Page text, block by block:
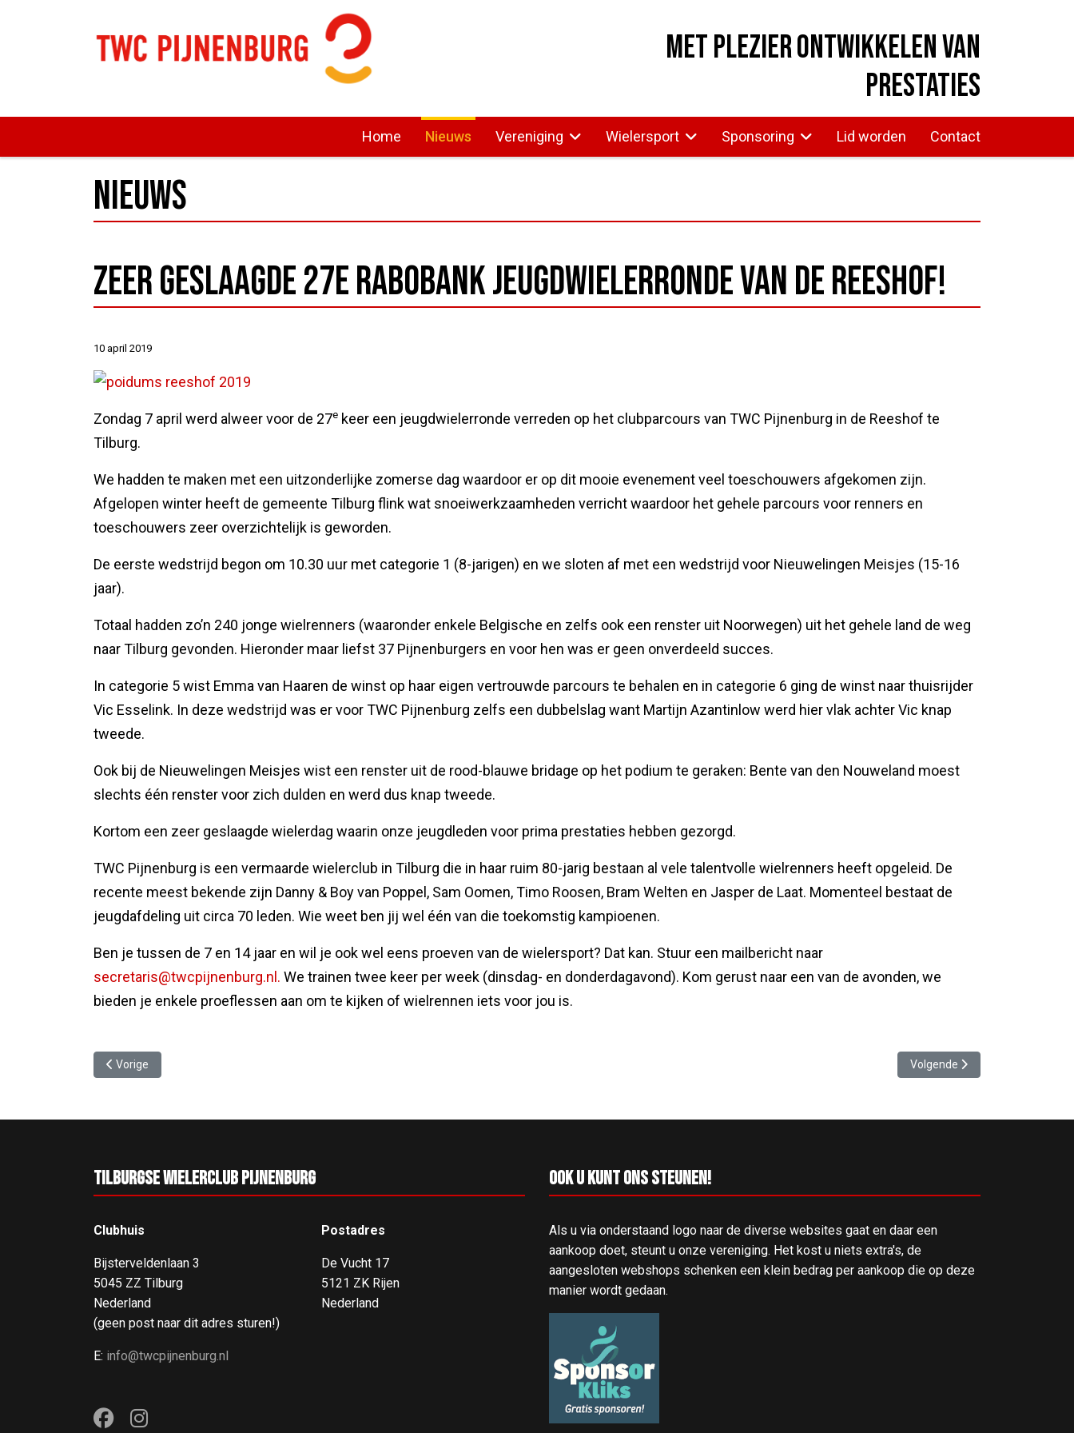
Met plezier ontwikkelen van
prestaties
Home Nieuws Vereniging Wielersport Sponsoring Lid worden Contact
Nieuws
Zeer geslaagde 27e Rabobank Jeugdwielerronde van de Reeshof!
10 april 2019
Zondag 7 april werd alweer voor de 27e keer een jeugdwielerronde verreden op het clubparcours van TWC Pijnenburg in de Reeshof te
Tilburg.
We hadden te maken met een uitzonderlijke zomerse dag waardoor er op dit mooie evenement veel toeschouwers afgekomen zijn.
Afgelopen winter heeft de gemeente Tilburg flink wat snoeiwerkzaamheden verricht waardoor het gehele parcours voor renners en
toeschouwers zeer overzichtelijk is geworden.
De eerste wedstrijd begon om 10.30 uur met categorie 1 (8-jarigen) en we sloten af met een wedstrijd voor Nieuwelingen Meisjes (15-16
jaar).
Totaal hadden zo’n 240 jonge wielrenners (waaronder enkele Belgische en zelfs ook een renster uit Noorwegen) uit het gehele land de weg
naar Tilburg gevonden. Hieronder maar liefst 37 Pijnenburgers en voor hen was er geen onverdeeld succes.
In categorie 5 wist Emma van Haaren de winst op haar eigen vertrouwde parcours te behalen en in categorie 6 ging de winst naar thuisrijder
Vic Esselink. In deze wedstrijd was er voor TWC Pijnenburg zelfs een dubbelslag want Martijn Azantinlow werd hier vlak achter Vic knap
tweede.
Ook bij de Nieuwelingen Meisjes wist een renster uit de rood-blauwe bridage op het podium te geraken: Bente van den Nouweland moest
slechts één renster voor zich dulden en werd dus knap tweede.
Kortom een zeer geslaagde wielerdag waarin onze jeugdleden voor prima prestaties hebben gezorgd.
TWC Pijnenburg is een vermaarde wielerclub in Tilburg die in haar ruim 80-jarig bestaan al vele talentvolle wielrenners heeft opgeleid. De
recente meest bekende zijn Danny & Boy van Poppel, Sam Oomen, Timo Roosen, Bram Welten en Jasper de Laat. Momenteel bestaat de
jeugdafdeling uit circa 70 leden. Wie weet ben jij wel één van die toekomstig kampioenen.
Ben je tussen de 7 en 14 jaar en wil je ook wel eens proeven van de wielersport? Dat kan. Stuur een mailbericht naar
secretaris@twcpijnenburg.nl. We trainen twee keer per week (dinsdag- en donderdagavond). Kom gerust naar een van de avonden, we
bieden je enkele proeflessen aan om te kijken of wielrennen iets voor jou is.
Vorig artikel: Zomer Avond Competitie en Open Tilburgse Kampioenschappen gaan niet door!
Vorige Volgende artikel: Willem
Volgende
Tilburgse Wielerclub Pijnenburg
Clubhuis
Bijsterveldenlaan 3
5045 ZZ Tilburg
Nederland
(geen post naar dit adres sturen!)
E: info@twcpijnenburg.nl
Postadres
De Vucht 17
5121 ZK Rijen
Nederland
Ook u kunt ons steunen!
Als u via onderstaand logo naar de diverse websites gaat en daar een
aankoop doet, steunt u onze vereniging. Het kost u niets extra's, de
aangesloten webshops schenken een klein bedrag per aankoop die op deze
manier wordt gedaan.